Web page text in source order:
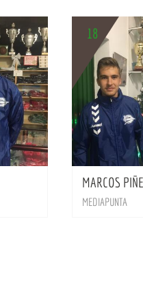
BIO
18
MARCOS
MEDIAPUNTA